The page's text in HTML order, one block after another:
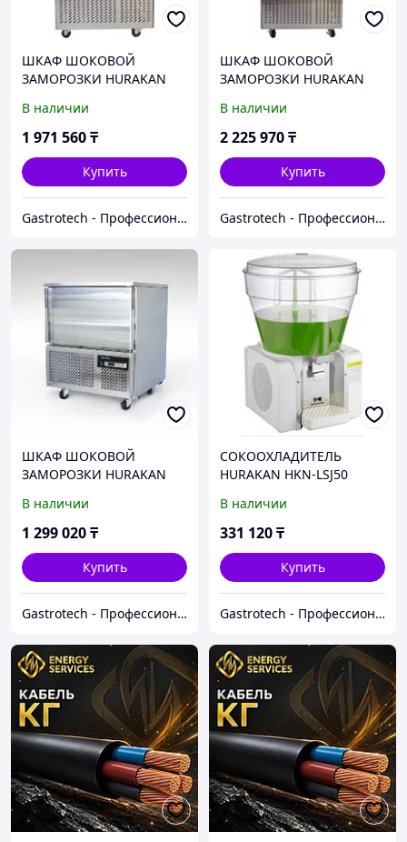
ШКАФ ШОКОВОЙ
ЗАМОРОЗКИ HURAKAN
В наличии
1 971 560₸
Купить
Gastrotech - Профессиональное оборудование
ШКАФ ШОКОВОЙ
ЗАМОРОЗКИ HURAKAN
В наличии
2 225 970₸
Купить
Gastrotech - Профессиональное оборудование
ШКАФ ШОКОВОЙ
ЗАМОРОЗКИ HURAKAN
В наличии
1 299 020₸
Купить
Gastrotech - Профессиональное оборудование
СОКООХЛАДИТЕЛЬ
HURAKAN HKN-LSJ50
В наличии
331 120₸
Купить
Gastrotech - Профессиональное оборудование